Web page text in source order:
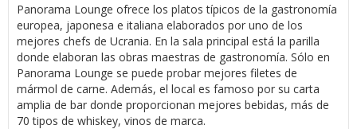
Panorama Lounge ofrece los platos típicos de la gastronomía
europea, japonesa e italiana elaborados por uno de los
mejores chefs de Ucrania. En la sala principal está la parilla
donde elaboran las obras maestras de gastronomía. Sólo en
Panorama Lounge se puede probar mejores filetes de
mármol de carne. Además, el local es famoso por su carta
amplia de bar donde proporcionan mejores bebidas, más de
70 tipos de whiskey, vinos de marca.